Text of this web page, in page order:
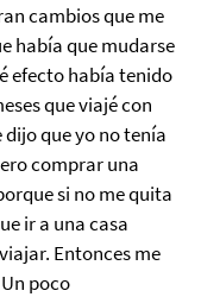
cambios que me
había que mudarse
efecto había tenido
que viajé con
que yo no tenía
comprar una
si no me quita
ir a una casa
Entonces me
poco